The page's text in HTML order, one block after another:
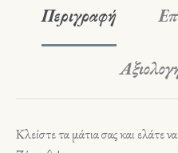
Περιγραφή
Κλείστε τα μάτια σας και ελάτε